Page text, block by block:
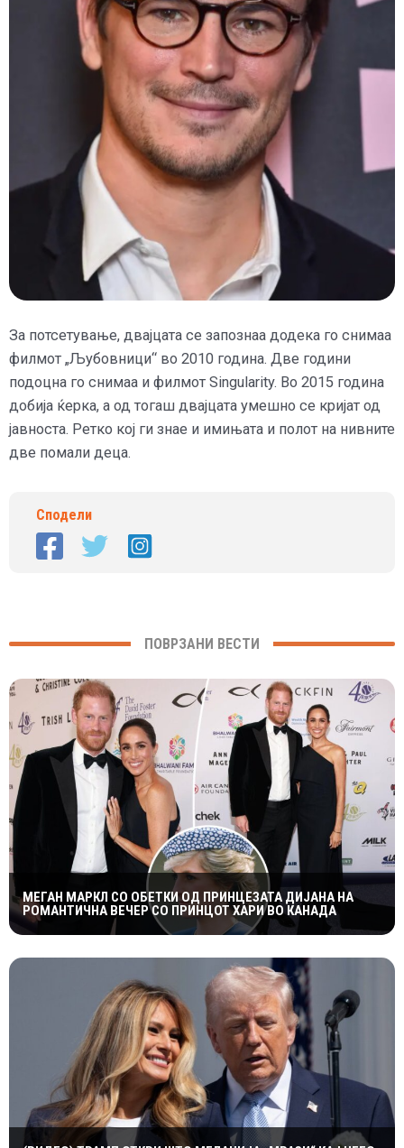
За потсетување, двајцата се запознаа додека го снимаа
филмот „Љубовници“ во 2010 година. Две години
подоцна го снимаа и филмот Singularity. Во 2015 година
добија ќерка, а од тогаш двајцата умешно се кријат од
јавноста. Ретко кој ги знае и имињата и полот на нивните
две помали деца.
Сподели
ПОВРЗАНИ ВЕСТИ
МЕГАН МАРКЛ СО ОБЕТКИ ОД ПРИНЦЕЗАТА ДИЈАНА НА
РОМАНТИЧНА ВЕЧЕР СО ПРИНЦОТ ХАРИ ВО КАНАДА